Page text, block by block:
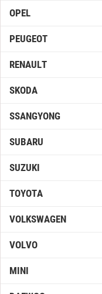
OPEL
PEUGEOT
RENAULT
SKODA
SSANGYONG
SUBARU
SUZUKI
TOYOTA
VOLKSWAGEN
VOLVO
MINI